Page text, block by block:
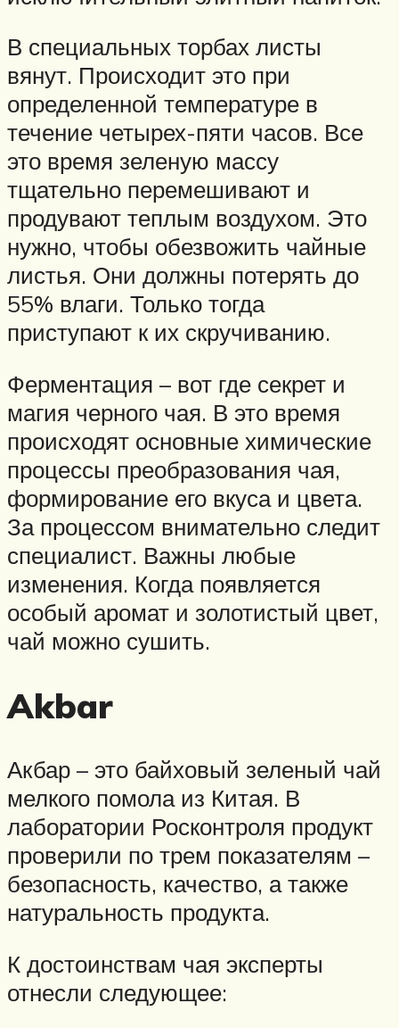
В специальных торбах листы
вянут. Происходит это при
определенной температуре в
течение четырех-пяти часов. Все
это время зеленую массу
тщательно перемешивают и
продувают теплым воздухом. Это
нужно, чтобы обезвожить чайные
листья. Они должны потерять до
55% влаги. Только тогда
приступают к их скручиванию.
Ферментация – вот где секрет и
магия черного чая. В это время
происходят основные химические
процессы преобразования чая,
формирование его вкуса и цвета.
За процессом внимательно следит
специалист. Важны любые
изменения. Когда появляется
особый аромат и золотистый цвет,
чай можно сушить.
Akbar
Акбар – это байховый зеленый чай
мелкого помола из Китая. В
лаборатории Росконтроля продукт
проверили по трем показателям –
безопасность, качество, а также
натуральность продукта.
К достоинствам чая эксперты
отнесли следующее: